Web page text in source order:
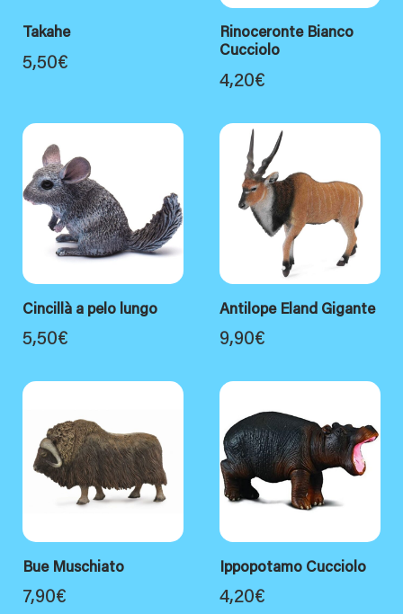
Takahe
5,50€
Rinoceronte Bianco
Cucciolo
4,20€
Cincillà a pelo lungo
5,50€
Antilope Eland Gigante
9,90€
Bue Muschiato
7,90€
Ippopotamo Cucciolo
4,20€